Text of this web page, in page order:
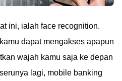
ini, ialah face recognition.
dapat mengakses apapun
wajah kamu saja ke depan
lagi, mobile banking